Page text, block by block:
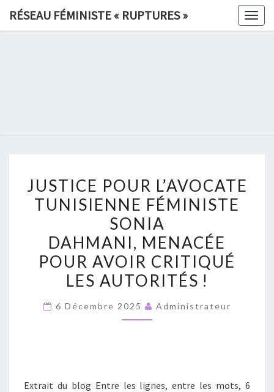
RÉSEAU FÉMINISTE « RUPTURES »
»
POUR
L’AVOCATE
TUNISIENNE
FÉMINISTE
SONIA
DAHMANI, MENACÉE
POUR
AVOIR
CRITIQUÉ
JUSTICE POUR L’AVOCATE
TUNISIENNE FÉMINISTE
SONIA
DAHMANI, MENACÉE
POUR AVOIR CRITIQUÉ
LES AUTORITÉS !
6 Décembre 2025 Administrateur
Extrait du blog Entre les lignes, entre les mots, 6